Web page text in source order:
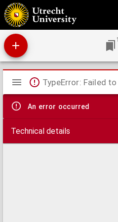
Antwoord op de vraag, door de
Amsterdam ... opgegeeven ...: Op welke
inlandsche paarden ... tot eene meerdere
vermenging van hetzelve met vreemde
oplettendheid, in het aanfokken en opvoeden
1
Mirador
viewer
TypeError: Failed
An error occurred
Technical details